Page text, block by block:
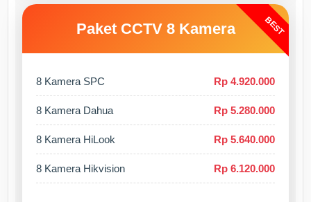
BEST
Paket CCTV 8 Kamera
8 Kamera SPC Rp 4.920.000
8 Kamera Dahua Rp 5.280.000
8 Kamera HiLook Rp 5.640.000
8 Kamera Hikvision Rp 6.120.000